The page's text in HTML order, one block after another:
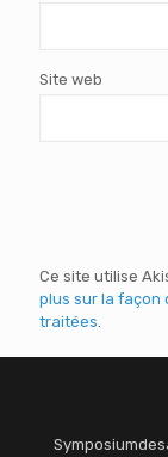
Site web
Ce site utilise
plus sur la façon
traitées.